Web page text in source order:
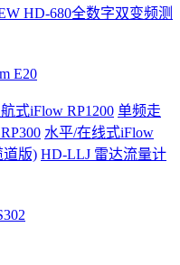
HD-680全数字双变频测
E20
式iFlow RP1200 单频走
水平/在线式iFlow
道版) HD-LLJ 雷达流量计